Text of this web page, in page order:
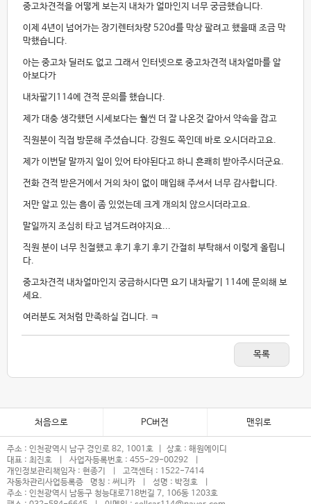
중고차견적을 어떻게 보는지 내차가 얼마인지 너무 궁금했습니다.
이제 4년이 넘어가는 장기렌터차량 520d를 막상 팔려고 했을때 조금 막
막했습니다.
아는 중고차 딜러도 없고 그래서 인터넷으로 중고차견적 내차얼마를 알
아보다가
내차팔기114에 견적 문의를 했습니다.
제가 대충 생각했던 시세보다는 훨씬 더 잘 나온것 같아서 약속을 잡고
직원분이 직접 방문해 주셨습니다. 강원도 쪽인데 바로 오시더라고요.
제가 이번달 말까지 일이 있어 타야된다고 하니 흔쾌히 받아주시더군요.
전화 견적 받은거에서 거의 차이 없이 매입해 주셔서 너무 감사합니다.
저만 알고 있는 흠이 좀 있었는데 크게 개의치 않으시더라고요.
말일까지 조심히 타고 넘겨드려야지요...
직원 분이 너무 친절했고 후기 후기 후기 간절히 부탁해서 이렇게 올립니
다.
중고차견적 내차얼마인지 궁금하시다면 요기 내차팔기 114에 문의해 보
세요.
여러분도 저처럼 만족하실 겁니다. ㅋ
목록
처음으로 PC버전 맨위로
주소 : 인천광역시 남구 경인로 82, 1001호 | 상호 : 해원에이디
대표 : 최진호 | 사업자등록번호 : 455-29-00292 |
개인정보관리책임자 : 현종기 | 고객센터 : 1522-7414
자동차관리사업등록증 명칭 : 써니카 | 성명 : 박정호 |
주소 : 인천광역시 남동구 청능대로718번길 7, 106동 1203호